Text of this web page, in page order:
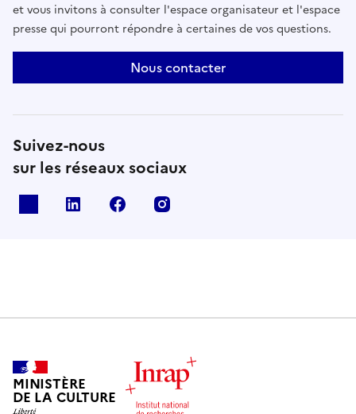
et vous invitons à consulter l'espace organisateur et l'espace
presse qui pourront répondre à certaines de vos questions.
Nous contacter
Suivez-nous
sur les réseaux sociaux
Linkedin Facebook
MINISTÈRE
DE LA CULTURE